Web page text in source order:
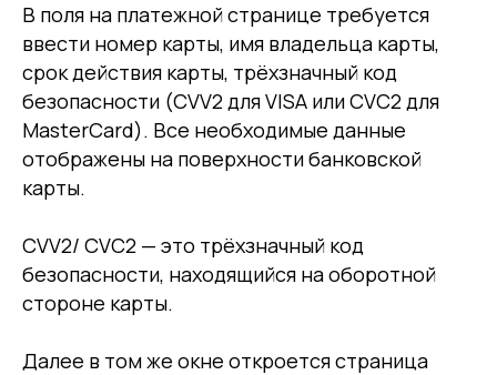
В поля на платежной странице требуется
ввести номер карты, имя владельца карты,
срок действия карты, трёхзначный код
безопасности (CVV2 для VISA или CVC2 для
MasterCard). Все необходимые данные
отображены на поверхности банковской
карты.
CVV2/ CVC2 — это трёхзначный код
безопасности, находящийся на оборотной
стороне карты.
Далее в том же окне откроется страница